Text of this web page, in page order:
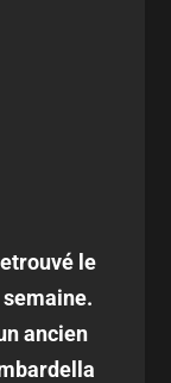
le
ancien